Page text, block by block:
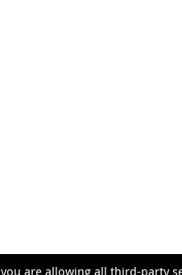
you are allowing all third-party